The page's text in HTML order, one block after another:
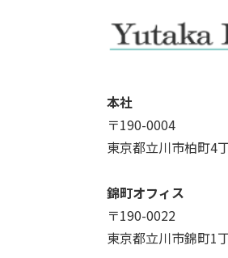
本社
〒190-0004
東京都立川市柏町4
錦町オフィス
〒190-0022
東京都立川市錦町